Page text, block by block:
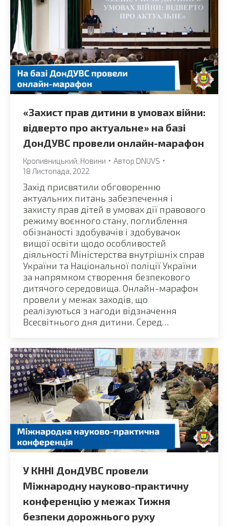
«Захист прав дитини в умовах війни:
відверто про актуальне» на базі
ДонДУВС провели онлайн-марафон
Кропивницький Новини Автор DNUVS
18 Листопада, 2022
Захід присвятили обговоренню
актуальних питань забезпечення і
захисту прав дітей в умовах дії правового
режиму воєнного стану, поглиблення
обізнаності здобувачів і здобувачок
вищої освіти щодо особливостей
діяльності Міністерства внутрішніх справ
України та Національної поліції України
за напрямком створення безпекового
дитячого середовища. Онлайн-марафон
провели у межах заходів, що
реалізуються з нагоди відзначення
Всесвітнього дня дитини. Серед…
У КННІ ДонДУВС провели
Міжнародну науково-практичну
конференцію у межах Тижня
безпеки дорожнього руху